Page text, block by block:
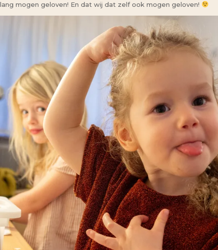
lang mogen geloven! En dat wij dat zelf ook mogen geloven!